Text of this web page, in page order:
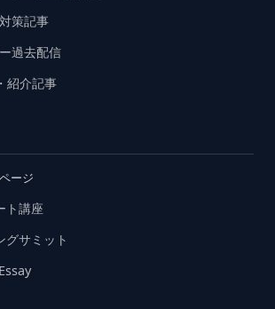
策記事
過去配信
紹介記事
ージ
ト講座
グサミット